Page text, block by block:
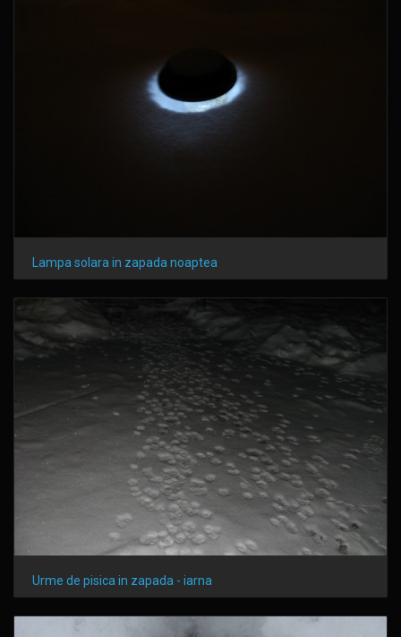
Lampa solara in zapada noaptea
Urme de pisica in zapada - iarna